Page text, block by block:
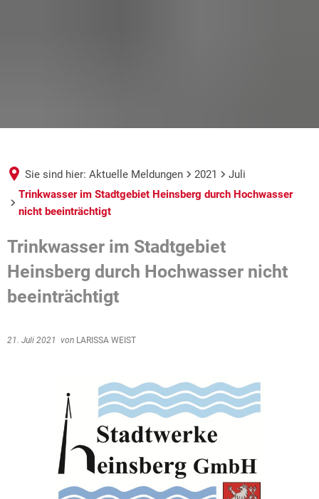
Sie sind hier: Aktuelle Meldungen 2021
Juli
Trinkwasser im Stadtgebiet Heinsberg durch Hochwasser
nicht beeinträchtigt
Trinkwasser im Stadtgebiet
Heinsberg durch Hochwasser nicht
beeinträchtigt
21. Juli 2021 von LARISSA WEIST